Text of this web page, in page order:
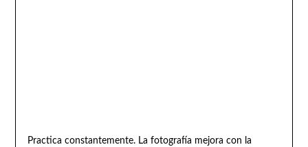
Practica constantemente. La fotografía mejora con la